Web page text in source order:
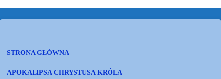
STRONA GŁÓWNA
APOKALIPSA CHRYSTUSA KRÓLA